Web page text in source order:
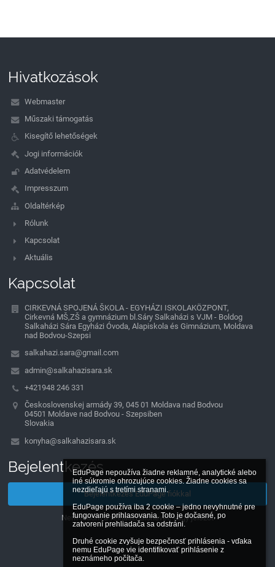
EduPage nepoužíva žiadne reklamné, analytické alebo
iné súkromie ohrozujúce cookies. Žiadne cookies sa
nezdieľajú s tretími stranami.
EduPage používa iba 2 cookie – jedno nevyhnutné pre
fungovanie prihlasovania. Toto je dočasné, po
zatvorení prehliadača sa odstráni.
Druhé cookie zvyšuje bezpečnosť prihlásenia - vďaka
nemu EduPage vie identifikovať prihlásenie z
neznámeho počítača.
Hivatkozások
Webmaster
Műszaki támogatás
Kisegítő lehetőségek
Jogi információk
Adatvédelem
Impresszum
Oldaltérkép
Rólunk
Kapcsolat
Aktuális
Kapcsolat
CIRKEVNÁ SPOJENÁ ŠKOLA - EGYHÁZI ISKOLAKÖZPONT,
Cirkevná MŠ,ZŠ a gymnázium bl.Sáry Salkaházi s VJM - Boldog
Salkaházi Sára Egyházi Óvoda, Alapiskola és Gimnázium, Moldava
nad Bodvou-Szepsi
salkahazi.sara@gmail.com
admin@salkahazisara.sk
+421948 246 331
Československej armády 39, 045 01 Moldava nad Bodvou
04501 Moldave nad Bodvou - Szepsiben
Slovakia
konyha@salkahazisara.sk
Bejelentkezés
Bejelentkezés EduPage fiókkal
Nem tudom a felhasználónevet, vagy jelszót